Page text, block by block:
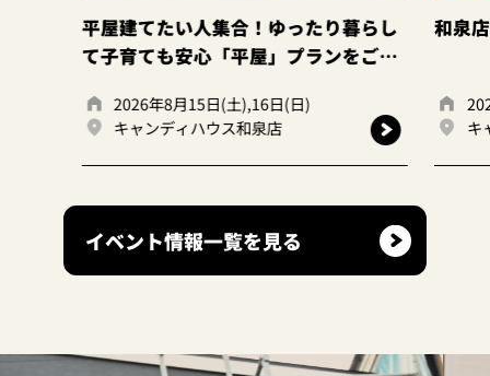
平屋建てたい人集合！ゆったり暮らし
て子育ても安心「平屋」プランをご提
2026年8月15日(土),16日(日)
キャンディハウス和泉店
和泉店☆
2026
キャン
イベント情報一覧を見る